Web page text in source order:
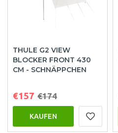
THULE G2 VIEW
BLOCKER FRONT 430
CM - SCHNÄPPCHEN
€157 €174
KAUFEN